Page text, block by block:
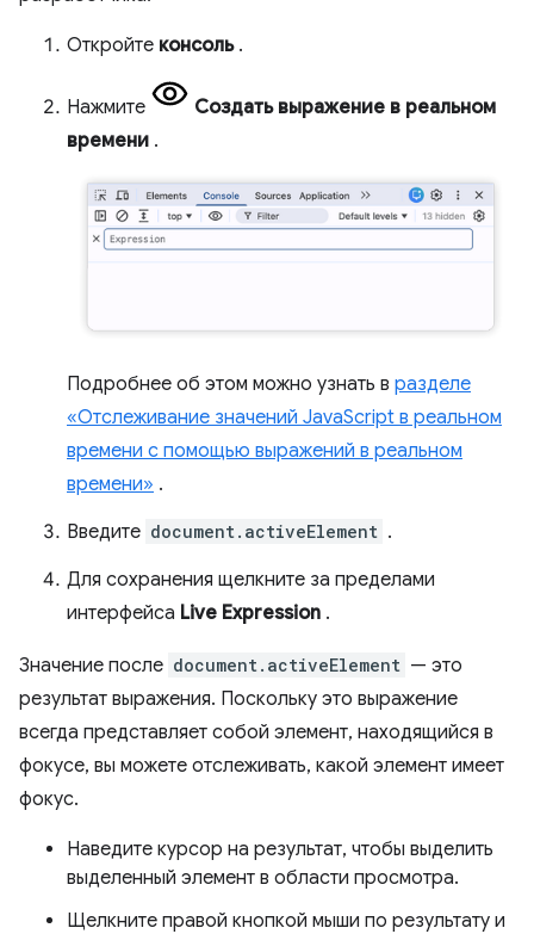
Откройте консоль.
Нажмите
Создать выражение в реальном
времени .
Подробнее об этом можно узнать в разделе
«Отслеживание значений JavaScript в реальном
времени с помощью выражений в реальном
времени» .
Введите document.activeElement .
Для сохранения щелкните за пределами
интерфейса Live Expression .
Значение после document.activeElement — это
результат выражения. Поскольку это выражение
всегда представляет собой элемент, находящийся в
фокусе, вы можете отслеживать, какой элемент имеет
фокус.
Наведите курсор на результат, чтобы выделить
выделенный элемент в области просмотра.
Щелкните правой кнопкой мыши по результату и